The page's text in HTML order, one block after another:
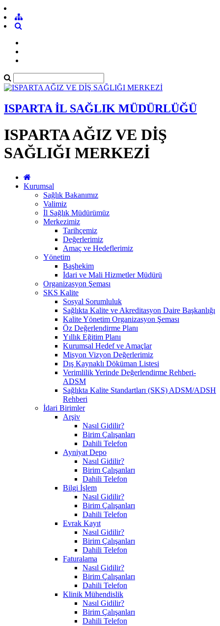
ISPARTA İL SAĞLIK MÜDÜRLÜĞÜ
ISPARTA AĞIZ VE DİŞ
SAĞLIĞI MERKEZİ
Kurumsal
Sağlık Bakanımız
Valimiz
İl Sağlık Müdürümüz
Merkezimiz
Tarihçemiz
Değerlerimiz
Amaç ve Hedeflerimiz
Yönetim
Başhekim
İdari ve Mali Hizmetler Müdürü
Organizasyon Şeması
SKS Kalite
Sosyal Sorumluluk
Sağlıkta Kalite ve Akreditasyon Daire Başkanlığı
Kalite Yönetim Organizasyon Şeması
Öz Değerlendirme Planı
Yıllık Eğitim Planı
Kurumsal Hedef ve Amaçlar
Misyon Vizyon Değerlerimiz
Dış Kaynaklı Döküman Listesi
Verimlilik Yerinde Değerlendirme Rehberi-
ADSM
Sağlıkta Kalite Standartları (SKS) ADSM/ADSH
Rehberi
İdari Birimler
Arşiv
Nasıl Gidilir?
Birim Çalışanları
Dahili Telefon
Ayniyat Depo
Nasıl Gidilir?
Birim Çalışanları
Dahili Telefon
Bilgi İşlem
Nasıl Gidilir?
Birim Çalışanları
Dahili Telefon
Evrak Kayıt
Nasıl Gidilir?
Birim Çalışanları
Dahili Telefon
Faturalama
Nasıl Gidilir?
Birim Çalışanları
Dahili Telefon
Klinik Mühendislik
Nasıl Gidilir?
Birim Çalışanları
Dahili Telefon